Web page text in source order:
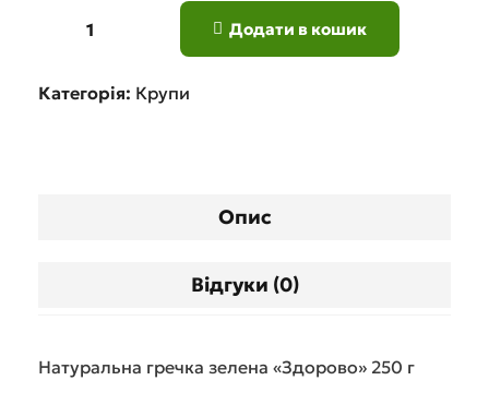
Додати в кошик
Категорія: Крупи
Опис
Відгуки (0)
Натуральна гречка зелена «Здорово» 250 г